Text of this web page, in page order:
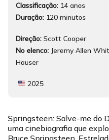
Classificação: 14 anos
Duração: 120 minutos
Direção: Scott Cooper
No elenco: Jeremy Allen
Hauser
2025
Springsteen: Salve-me do
uma cinebiografia que
Bruce Springsteen.